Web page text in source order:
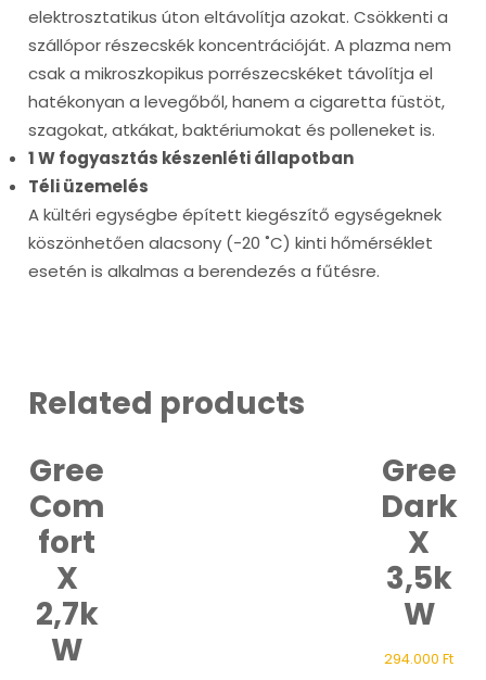
elektrosztatikus úton eltávolítja azokat. Csökkenti a
szállópor részecskék koncentrációját. A plazma nem
csak a mikroszkopikus porrészecskéket távolítja el
hatékonyan a levegőből, hanem a cigaretta füstöt,
szagokat, atkákat, baktériumokat és polleneket is.
1 W fogyasztás készenléti állapotban
Téli üzemelés
A kültéri egységbe épített kiegészítő egységeknek
köszönhetően alacsony (-20 ˚C) kinti hőmérséklet
esetén is alkalmas a berendezés a fűtésre.
Related products
Gree
Com
fort
X
2,7k
W
Gree
Dark
X
3,5k
W
294.000Ft